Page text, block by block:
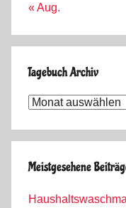
« Aug.
Tagebuch Archiv
Tagebuch
Meistgesehene